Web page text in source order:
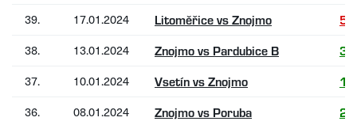
39. 17.01.2024 Litoměřice vs Znojmo
38. 13.01.2024 Znojmo vs Pardubice B 3:2
37. 10.01.2024 Vsetín vs Znojmo
36. 08.01.2024 Znojmo vs Poruba 2:0